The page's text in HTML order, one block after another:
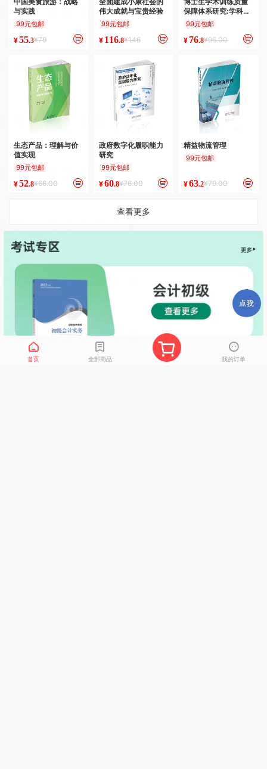
与实践
99元包邮
¥55.3¥79
伟大成就与宝贵经验
99元包邮
¥ 116.8¥146
保障体系研究:学科与
跨学科的视角
99元包邮
¥ 76.8¥96.00
生态产品：理解与价
值实现
99元包邮
¥52.8¥66.00
政府数字化履职能力
研究
99元包邮
¥60.8¥76.00
精益物流管理
99元包邮
¥63.2¥79.00
查看更多
首页 全部商品 我的订单